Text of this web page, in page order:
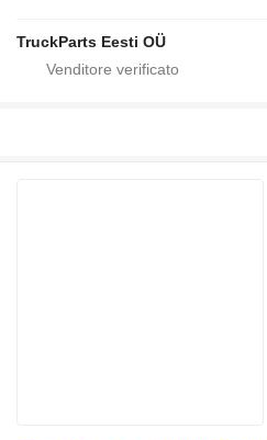
TruckParts Eesti OÜ